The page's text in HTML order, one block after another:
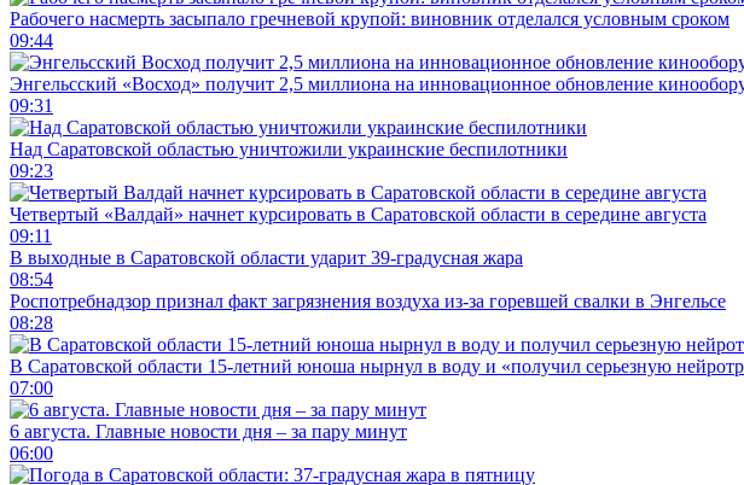
Рабочего насмерть засыпало гречневой крупой: виновник отделался условным сроком
09:44
Энгельсский «Восход» получит 2,5 миллиона на инновационное обновление
09:31
Над Саратовской областью уничтожили украинские беспилотники
09:23
Четвертый «Валдай» начнет курсировать в Саратовской области в середине августа
09:11
В выходные в Саратовской области ударит 39-градусная жара
08:54
Роспотребнадзор признал факт загрязнения воздуха из-за горевшей свалки в Энгельсе
08:28
В Саратовской области 15-летний юноша нырнул в воду и «получил серьезную
07:00
6 августа. Главные новости дня – за пару минут
06:00